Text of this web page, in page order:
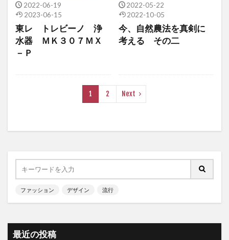
2022-06-19
2023-06-15
東レ トレビーノ 浄
水器 ＭＫ３０７ＭＸ
－Ｐ
2022-05-22
2022-10-05
今、自然農法を真剣に
考える その二
1 2 Next
ファッション デザイン 流行
最近の投稿